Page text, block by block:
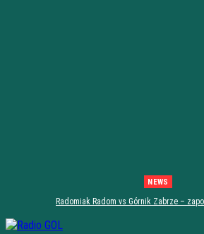
NEWS
Radomiak Radom vs Górnik Zabrze –